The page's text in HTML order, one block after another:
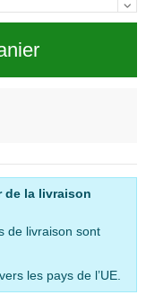
la livraison
de livraison sont
les pays de l’UE.